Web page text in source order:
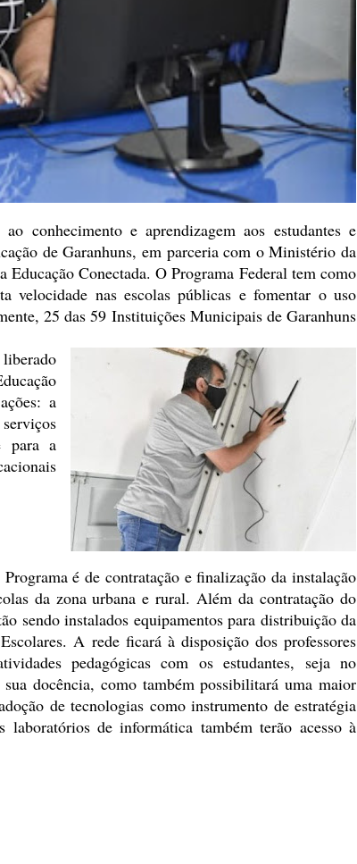
conhecimento e aprendizagem aos estudantese
deGaranhuns, em parceria com o Ministério da
Educação Conectada. O Programa Federal tem como
velocidade nasescolas públicas e fomentar o uso
25 das 59 Instituições Municipais de Garanhuns
a
para a
Programa é de contratação e finalização da instalação
da zona urbana e rural. Além da contratação do
sendo instalados equipamentos para distribuição da
A rede ficará à disposição dos professores
pedagógicas com os estudantes, seja no
docência, como também possibilitará uma maior
de tecnologias como instrumento de estratégia
laboratórios de informática também terão acesso à